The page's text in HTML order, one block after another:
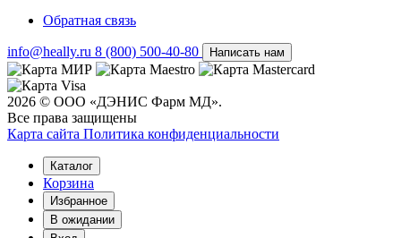
Обратная связь
info@heally.ru 8 (800) 500-40-80 Написать нам
2026 © ООО «ДЭНИС Фарм МД».
Все права защищены
Карта сайта Политика конфиден­циальности
Каталог
Корзина
Избранное
В ожидании